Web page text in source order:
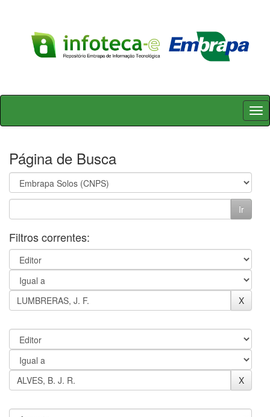
Skip
Página de Busca
Filtros correntes: